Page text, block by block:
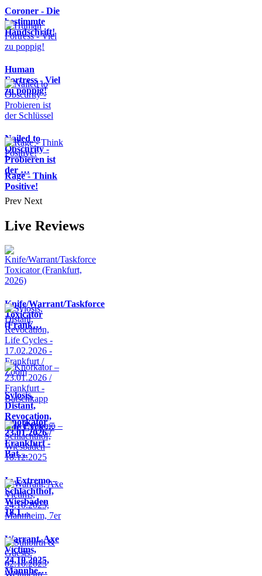
Coroner - Die
bestimmte
Handschrift!
Human
Fortress - Viel
zu poppig!
Nailed to
Obscurity -
Probieren ist
der …
Rage - Think
Positive!
Prev Next
Live Reviews
Knife/Warrant/Taskforce
Toxicator
(Frank…
Sylosis,
Distant,
Revocation,
Life Cycle…
Knorkator –
23.01.2026 /
Frankfurt -
Bat…
In Extremo –
Schlachthof,
Wiesbaden
18.1…
Warrant, Axe
Victims,
24.10.2025,
Mannhe…